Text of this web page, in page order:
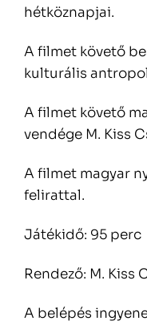
hétköznapjai.
A filmet követő
kulturális
A filmet követő
vendége M. Kiss
A filmet magyar
felirattal.
Játékidő: 95 perc
Rendező: M. Kiss
A belépés